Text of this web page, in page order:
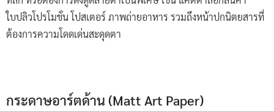
ใบปลิวโปรโมชั่น โปสเตอร์ ภาพถ่ายอาหาร รวมถึงหน้าปกนิตยสารที่
ต้องการความโดดเด่นสะดุดตา
กระดาษอาร์ตด้าน (Matt Art Paper)